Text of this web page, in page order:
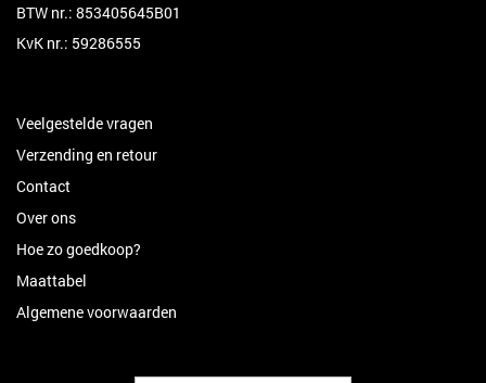
BTW nr.: 853405645B01
KvK nr.: 59286555
Veelgestelde vragen
Verzending en retour
Contact
Over ons
Hoe zo goedkoop?
Maattabel
Algemene voorwaarden